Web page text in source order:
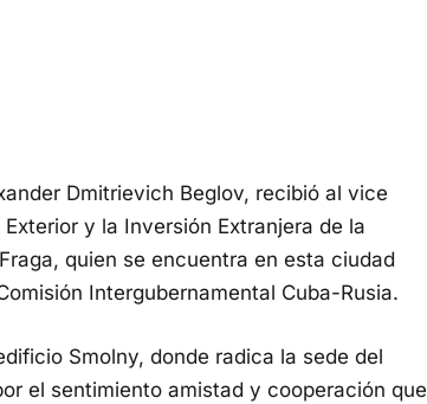
Dmitrievich Beglov, recibió al vice
y la Inversión Extranjera de la
quien se encuentra en esta ciudad
Intergubernamental Cuba-Rusia.
Smolny, donde radica la sede del
el sentimiento amistad y cooperación que